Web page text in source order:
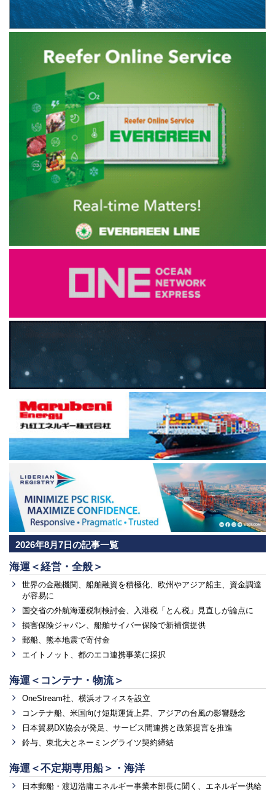
2026年8月7日の記事一覧
海運＜経営・全般＞
世界の金融機関、船舶融資を積極化、欧州やアジア船主、資金調達
が容易に
国交省の外航海運税制検討会、入港税「とん税」見直しが論点に
損害保険ジャパン、船舶サイバー保険で新補償提供
郵船、熊本地震で寄付金
エイトノット、都のエコ連携事業に採択
海運＜コンテナ・物流＞
OneStream社、横浜オフィスを設立
コンテナ船、米国向け短期運賃上昇、アジアの台風の影響懸念
日本貿易DX協会が発足、サービス間連携と政策提言を推進
鈴与、東北大とネーミングライツ契約締結
海運＜不定期専用船＞・海洋
日本郵船・渡辺浩庸エネルギー事業本部長に聞く、エネルギー供給